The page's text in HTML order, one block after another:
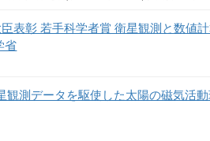
表彰 若手科学者賞 衛星観測と数値
省
観測データを駆使した太陽の磁気活